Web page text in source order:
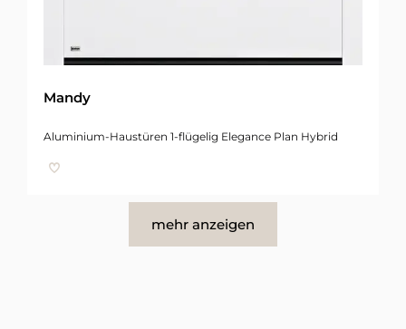
Mandy
Aluminium-Haustüren 1-flügelig Elegance Plan Hybrid
mehr anzeigen